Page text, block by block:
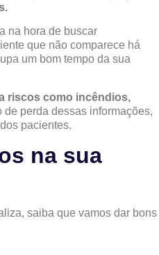
na hora de buscar
que não comparece há
um bom tempo da sua
riscos como incêndios,
de perda dessas informações,
pacientes.
na sua
saiba que vamos dar bons